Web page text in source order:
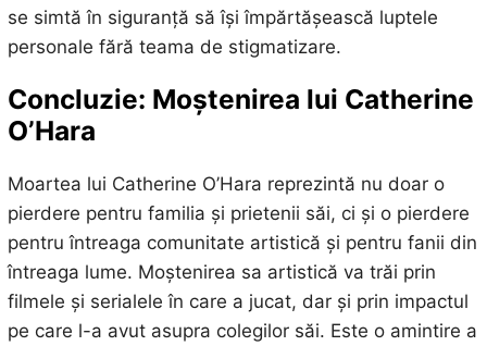
se simtă în siguranță să își împărtășească luptele
personale fără teama de stigmatizare.
Concluzie: Moștenirea lui Catherine
O’Hara
Moartea lui Catherine O’Hara reprezintă nu doar o
pierdere pentru familia și prietenii săi, ci și o pierdere
pentru întreaga comunitate artistică și pentru fanii din
întreaga lume. Moștenirea sa artistică va trăi prin
filmele și serialele în care a jucat, dar și prin impactul
pe care l-a avut asupra colegilor săi. Este o amintire a